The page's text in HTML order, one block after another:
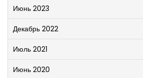
Июнь 2023
Декабрь 2022
Июль 2021
Июнь 2020